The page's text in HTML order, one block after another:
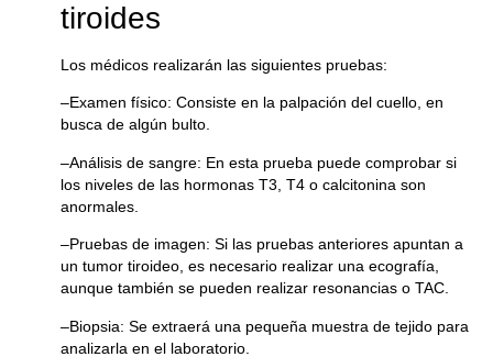
tiroides
Los médicos realizarán las siguientes pruebas:
–Examen físico: Consiste en la palpación del cuello, en
busca de algún bulto.
–Análisis de sangre: En esta prueba puede comprobar si
los niveles de las hormonas T3, T4 o calcitonina son
anormales.
–Pruebas de imagen: Si las pruebas anteriores apuntan a
un tumor tiroideo, es necesario realizar una ecografía,
aunque también se pueden realizar resonancias o TAC.
–Biopsia: Se extraerá una pequeña muestra de tejido para
analizarla en el laboratorio.